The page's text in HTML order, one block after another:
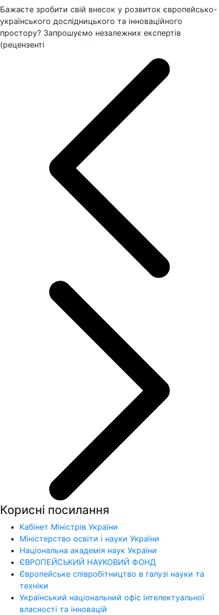
Бажаєте зробити свій внесок у розвиток європейсько-
українського дослідницького та інноваційного
простору? Запрошуємо незалежних експертів
(рецензенті
Корисні посилання
Кабінет Міністрів України
Міністерство освіти і науки України
Національна академія наук України
ЄВРОПЕЙСЬКИЙ НАУКОВИЙ ФОНД
Європейське співробітництво в галузі науки та
техніки
Український національний офіс інтелектуальної
власності та інновацій